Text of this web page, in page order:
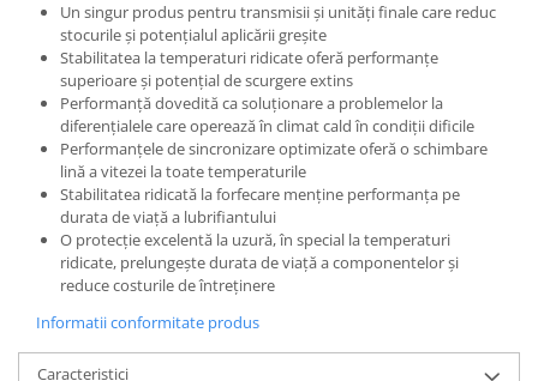
Un singur produs pentru transmisii și unități finale care reduc
stocurile și potențialul aplicării greșite
Stabilitatea la temperaturi ridicate oferă performanțe
superioare și potențial de scurgere extins
Performanță dovedită ca soluționare a problemelor la
diferențialele care operează în climat cald în condiții dificile
Performanțele de sincronizare optimizate oferă o schimbare
lină a vitezei la toate temperaturile
Stabilitatea ridicată la forfecare menține performanța pe
durata de viață a lubrifiantului
O protecție excelentă la uzură, în special la temperaturi
ridicate, prelungește durata de viață a componentelor și
reduce costurile de întreținere
Informatii conformitate produs
Caracteristici